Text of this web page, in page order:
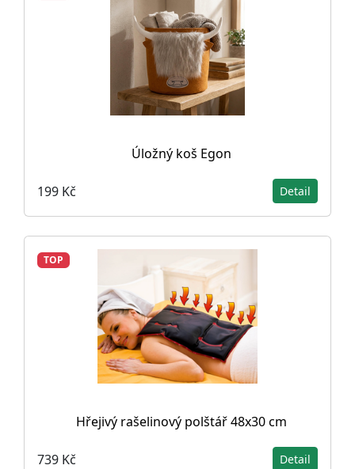
Úložný koš Egon
199 Kč Detail
TOP
Hřejivý rašelinový polštář 48x30 cm
739 Kč Detail